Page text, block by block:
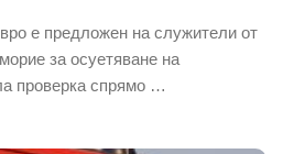
е предложен на служители от
за осуетяване на
проверка спрямо …